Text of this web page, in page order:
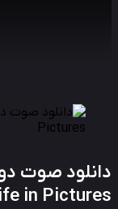
Life in